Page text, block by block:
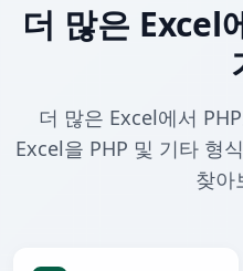
더 많은 Excel
더 많은 Excel에서
Excel을 PHP 및 기타 형
찾아